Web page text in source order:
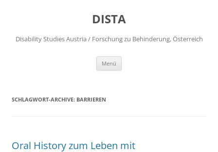
DISTA
Disability Studies Austria / Forschung zu Behinderung, Österreich
Menü
SCHLAGWORT-ARCHIVE: BARRIEREN
Oral History zum Leben mit